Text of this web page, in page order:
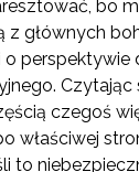
bo
z głównych
perspektywie
Czytając
czegoś
właściwej
to